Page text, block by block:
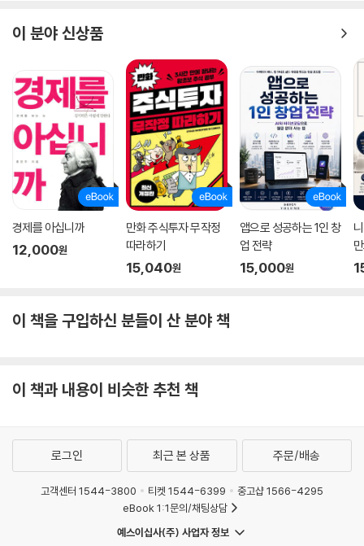
이 분야 신상품
경제를 아십니까
12,000원
만화 주식투자 무작정
따라하기
15,040원
앱으로 성공하는 1인 창
업 전략
15,000원
이 책을 구입하신 분들이 산 분야 책
이 책과 내용이 비슷한 추천 책
로그인 최근 본 상품 주문/배송
고객센터 1544-3800 티켓 1544-6399
중고샵 1566-4295
eBook 1:1문의/채팅상담
예스이십사(주) 사업자 정보